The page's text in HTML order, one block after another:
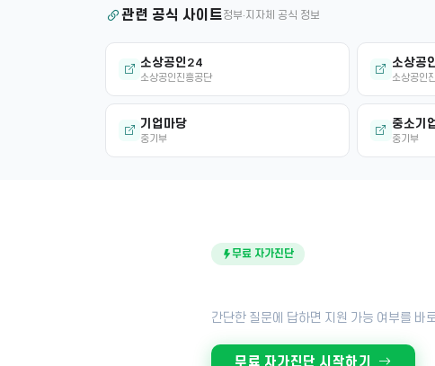
관련 공식 사이트정부·지자체 공식 정보
소상공인24
소상공인진흥공단
소상공
소상공인
기업마당
중기부
중소기
중기부
무료 자가진단
간단한 질문에 답하면 지원 가능 여부를 바
무료 자가진단 시작하기